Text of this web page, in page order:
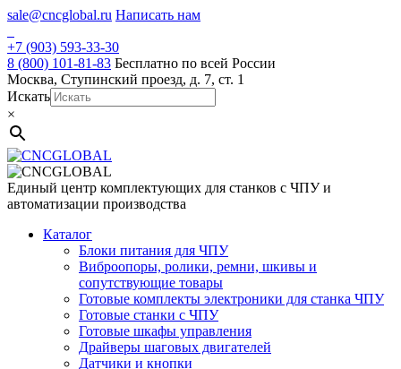
Skip
content
sale@cncglobal.ru Написать нам
+7 (903) 593-33-30
8 (800) 101-81-83 Бесплатно по всей России
Москва, Ступинский проезд, д. 7, ст. 1
Искать
×
Единый центр комплектующих для станков с ЧПУ и
автоматизации производства
Каталог
Блоки питания для ЧПУ
Виброопоры, ролики, ремни, шкивы и
сопутствующие товары
Готовые комплекты электроники для станка ЧПУ
Готовые станки с ЧПУ
Готовые шкафы управления
Драйверы шаговых двигателей
Датчики и кнопки